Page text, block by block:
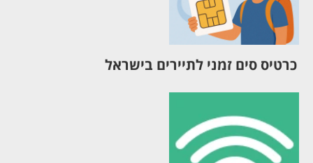
כרטיס סים זמני לתיירים בישראל